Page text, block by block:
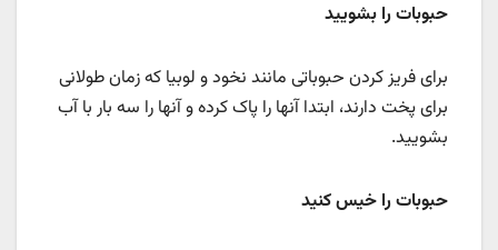
حبوبات را بشویید
برای فریز کردن حبوباتی مانند نخود و لوبیا که زمان طولانی
برای پخت دارند، ابتدا آنها را پاک کرده و آنها را سه بار با آب
بشویید.
حبوبات را خیس کنید